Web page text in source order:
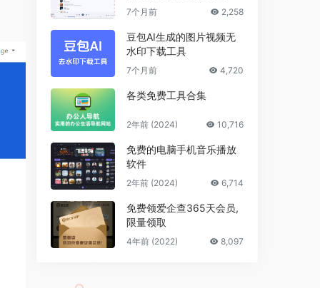
ndows平台
7个月前 2,258
豆包AI生成的图片视频无
水印下载工具
7个月前 4,720
各类免费工具合集
2年前 (2024) 10,716
免费的电脑手机音乐播放
软件
2年前 (2024) 6,714
免费领爱企查365天会员,
限量领取
4年前 (2022) 8,097